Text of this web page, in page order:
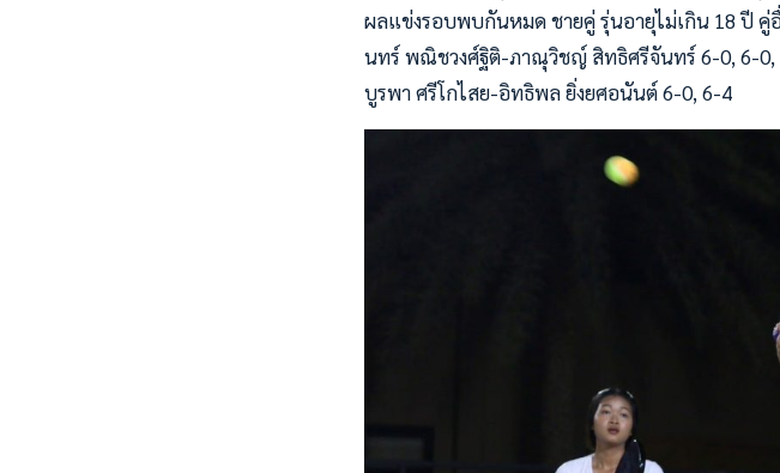
ผลแข่งรอบพบกันหมด ชายคู่ รุ่นอายุไม่เกิน 18 ปี
นทร์ พณิชวงศ์ฐิติ-ภาณุวิชญ์ สิทธิศรีจันทร์ 6-0, 6-
บูรพา ศรีโกไสย-อิทธิพล ยิ่งยศอนันต์ 6-0, 6-4